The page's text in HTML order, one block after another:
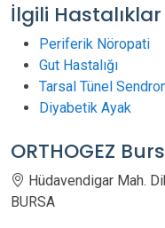
İlgili Hastalıklar
Periferik Nöropati
Gut Hastalığı
Tarsal Tünel
Diyabetik Ayak
ORTHOGEZ
Hüdavendigar Mah.
BURSA